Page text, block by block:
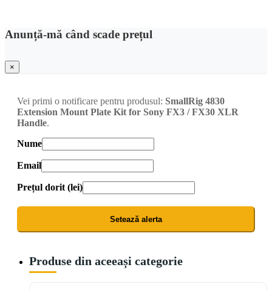
Anunță-mă când scade prețul
×
Vei primi o notificare pentru produsul: SmallRig 4830
Extension Mount Plate Kit for Sony FX3 / FX30 XLR
Handle.
Nume
Email
Prețul dorit (lei)
Setează alerta
Produse din aceeași categorie